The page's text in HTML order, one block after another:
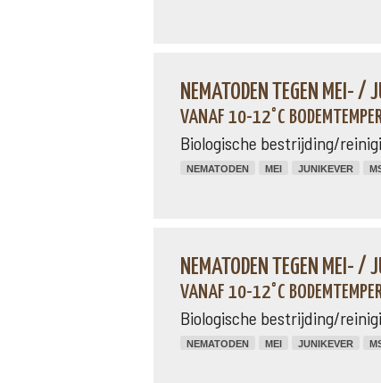
NEMATODEN TEGEN MEI-
VANAF 10-12°C
Biologische bestrijding/
NEMATODEN MEI JUNIKEVER
NEMATODEN TEGEN MEI- /
VANAF 10-12°C
Biologische bestrijding/
NEMATODEN MEI JUNIKEVER